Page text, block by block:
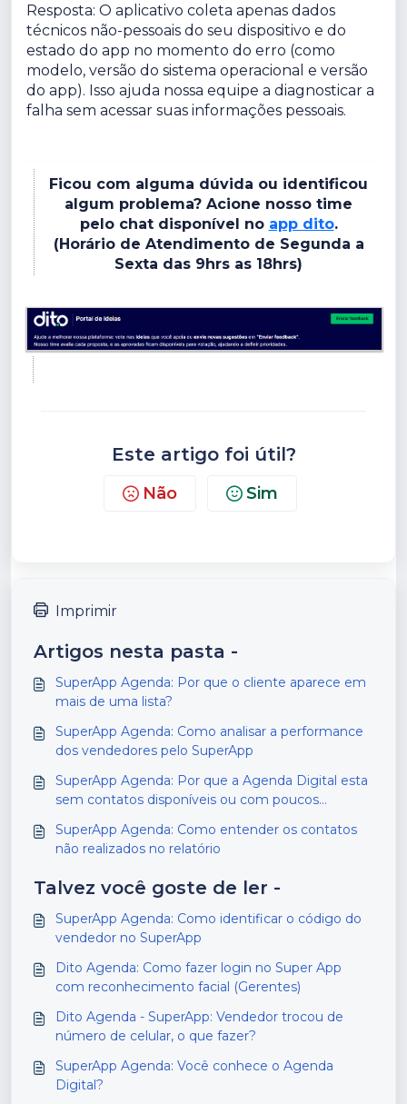
Resposta: O aplicativo coleta apenas dados
técnicos não-pessoais do seu dispositivo e do
estado do app no momento do erro (como
modelo, versão do sistema operacional e versão
do app). Isso ajuda nossa equipe a diagnosticar a
falha sem acessar suas informações pessoais.
Ficou com alguma dúvida ou identificou
algum problema? Acione nosso time
pelo chat disponível no app dito.
(Horário de Atendimento de Segunda a
Sexta das 9hrs as 18hrs)
Este artigo foi útil?
Não Sim
Imprimir
Artigos nesta pasta -
SuperApp Agenda: Por que o cliente aparece em
mais de uma lista?
SuperApp Agenda: Como analisar a performance
dos vendedores pelo SuperApp
SuperApp Agenda: Por que a Agenda Digital esta
sem contatos disponíveis ou com poucos
SuperApp Agenda: Como entender os contatos
não realizados no relatório
Talvez você goste de ler -
SuperApp Agenda: Como identificar o código do
vendedor no SuperApp
Dito Agenda: Como fazer login no Super App
com reconhecimento facial (Gerentes)
Dito Agenda - SuperApp: Vendedor trocou de
número de celular, o que fazer?
SuperApp Agenda: Você conhece o Agenda
Digital?